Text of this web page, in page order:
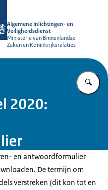
Algemene Inlichtingen- en
Veiligheidsdienst
Ministerie van Binnenlandse
Zaken en Koninkrijksrelaties
2020:
en antwoordformulier
De termijn om
verstreken (dit kon tot en